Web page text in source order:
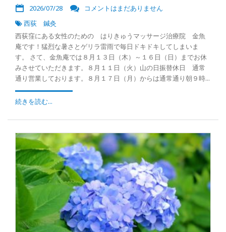
2026/07/28
コメントはまだありません
西荻 鍼灸
西荻窪にある女性のための はりきゅうマッサージ治療院 金魚
庵です！猛烈な暑さとゲリラ雷雨で毎日ドキドキしてしまいま
す。 さて、金魚庵では８月１３日（木）～１６日（日）までお休
みさせていただきます。８月１１日（火）山の日振替休日 通常
通り営業しております。８月１７日（月）からは通常通り朝９時...
続きを読む...